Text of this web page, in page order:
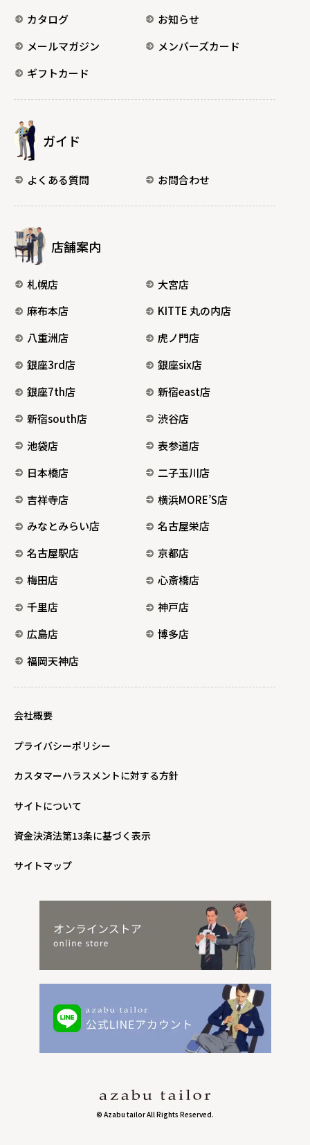
カタログ
お知らせ
メールマガジン
メンバーズカード
ギフトカード
ガイド
よくある質問 お問合わせ
店舗案内
札幌店
大宮店
麻布本店
KITTE 丸の内店
八重洲店
虎ノ門店
銀座3rd店
銀座six店
銀座7th店
新宿east店
新宿south店
渋谷店
池袋店
表参道店
日本橋店
二子玉川店
吉祥寺店
横浜MORE’S店
みなとみらい店
名古屋栄店
名古屋駅店
京都店
梅田店
心斎橋店
千里店
神戸店
広島店
博多店
福岡天神店
会社概要
プライバシーポリシー
カスタマーハラスメントに対する方針
サイトについて
資金決済法第13条に基づく表示
サイトマップ
© Azabu tailor All Rights Reserved.